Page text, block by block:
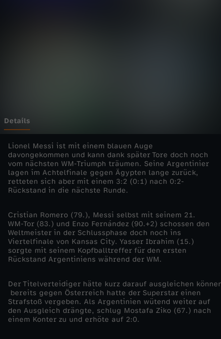
r
g
e
n
t
i
n
i
e
Details
Lionel Messi ist mit einem blauen Auge
davongekommen und kann dank später Tore doch noch
vom nächsten WM-Triumph träumen. Seine Argentinier
lagen im Achtelfinale gegen Ägypten lange zurück,
retteten sich aber mit einem 3:2 (0:1) nach 0:2-
Rückstand in die nächste Runde.
Cristian Romero (79.), Messi selbst mit seinem 21.
WM-Tor (83.) und Enzo Fernández (90.+2) schossen den
Weltmeister in der Schlussphase doch noch ins
Viertelfinale von Kansas City. Yasser Ibrahim (15.)
sorgte mit seinem Kopfballtreffer für den ersten
Rückstand Argentiniens während der WM.
Der Titelverteidiger hätte kurz darauf ausgleichen
bereits gegen Österreich hatte der Superstar einen
Strafstoß vergeben. Als Argentinien wütend weiter auf
den Ausgleich drängte, schlug Mostafa Ziko (67.) nach
einem Konter zu und erhöte auf 2:0.